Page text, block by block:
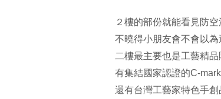
２樓的部份就能看見防
不曉得小朋友會不會以
二樓最主要也是工藝精品
有集結國家認證的C-
還有台灣工藝家特色手